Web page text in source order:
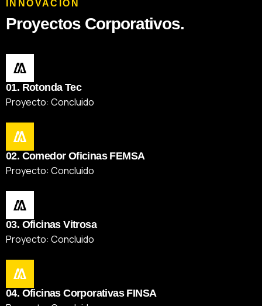
INNOVACIÓN
Proyectos Corporativos.
01. Rotonda Tec
Proyecto: Concluido
02. Comedor Oficinas FEMSA
Proyecto: Concluido
03. Oficinas Vitrosa
Proyecto: Concluido
04. Oficinas Corporativas FINSA